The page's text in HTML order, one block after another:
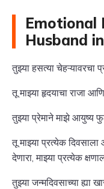
Emotional
Husband
तुझ्या हसत्या चेहऱ्यावरचा
तू माझ्या हृदयाचा राजा
तुझ्या प्रेमाने माझे आयुष्य
तू माझ्या प्रत्येक दिवसाला
देणारा, माझ्या प्रत्येक
तुझ्या जन्मदिवसाच्या ह्या